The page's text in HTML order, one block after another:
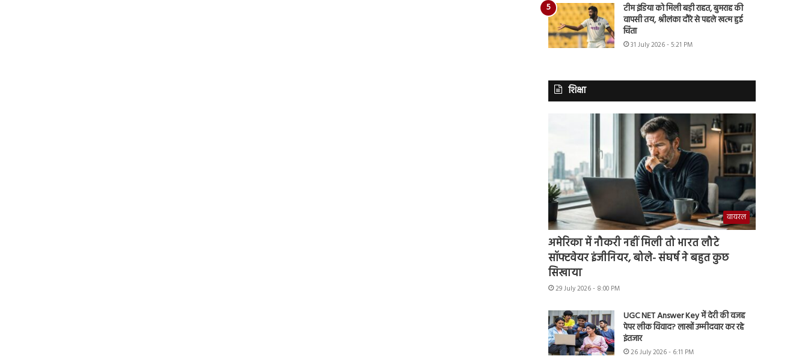
टीम इंडिया को मिली बड़ी राहत, बुमराह की
वापसी तय, श्रीलंका दौरे से पहले खत्म हुई
चिंता
31 July 2026 - 5:21 PM
शिक्षा
वायरल
अमेरिका में नौकरी नहीं मिली तो भारत लौटे
सॉफ्टवेयर इंजीनियर, बोले- संघर्ष ने बहुत कुछ
सिखाया
29 July 2026 - 8:00 PM
UGC NET Answer Key में देरी की वजह
पेपर लीक विवाद? लाखों उम्मीदवार कर रहे
इंतजार
26 July 2026 - 6:11 PM